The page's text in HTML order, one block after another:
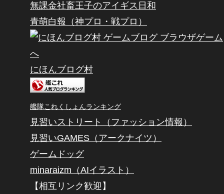
無課金社畜王子のアイギス日和
青萌白報（神プロ・戦プロ）
にほんブログ村
艦隊これくしょんランキング
見習いストリート（ファッション情報）
見習いGAMES（アークナイツ）
ゲームドッグ
minaraizm（AIイラスト）
【相互リンク歓迎】